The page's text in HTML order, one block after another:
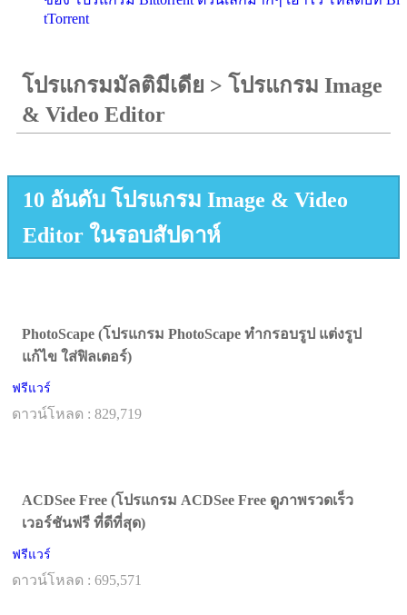
tTorrent
โปรแกรมมัลติมีเดีย > โปรแกรม Image
& Video Editor
10 อันดับ โปรแกรม Image & Video
Editor ในรอบสัปดาห์
PhotoScape (โปรแกรม PhotoScape ทำกรอบรูป แต่งรูป
แก้ไข ใส่ฟิลเตอร์)
ฟรีแวร์
ดาวน์โหลด : 829,719
ACDSee Free (โปรแกรม ACDSee Free ดูภาพรวดเร็ว
เวอร์ชันฟรี ที่ดีที่สุด)
ฟรีแวร์
ดาวน์โหลด : 695,571